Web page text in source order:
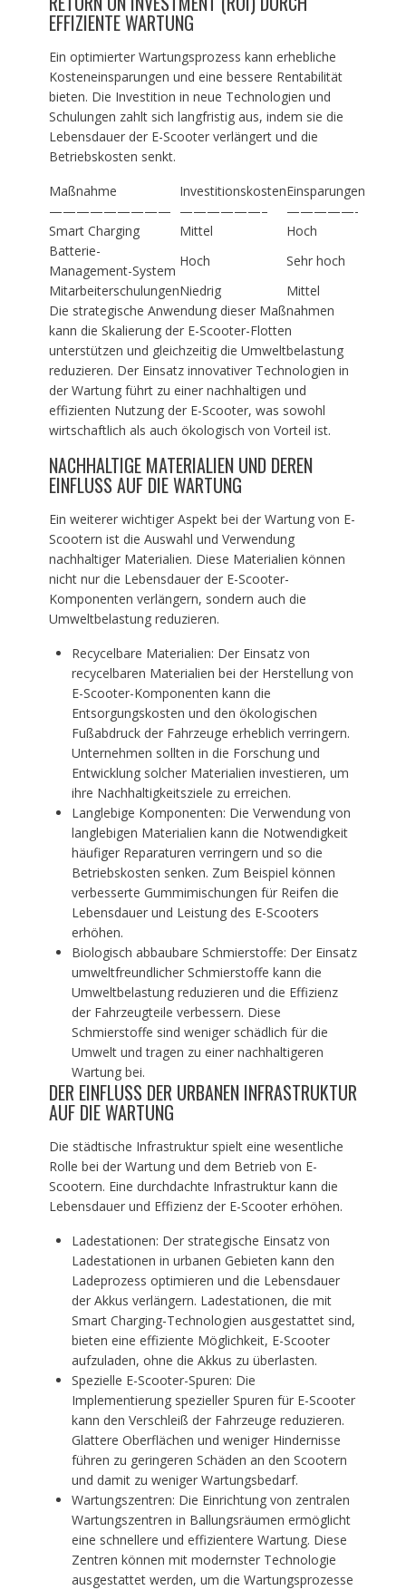
EFFIZIENTE WARTUNG
Ein optimierter Wartungsprozess kann erhebliche
Kosteneinsparungen und eine bessere Rentabilität
bieten. Die Investition in neue Technologien und
Schulungen zahlt sich langfristig aus, indem sie die
Lebensdauer der E-Scooter verlängert und die
Betriebskosten senkt.
Maßnahme
InvestitionskostenEinsparungen
————————— ——————–
—————-
Smart Charging
Mittel
Hoch
Batterie-
Management-System
Hoch
Sehr hoch
MitarbeiterschulungenNiedrig
Mittel
Die strategische Anwendung dieser Maßnahmen
kann die Skalierung der E-Scooter-Flotten
unterstützen und gleichzeitig die Umweltbelastung
reduzieren. Der Einsatz innovativer Technologien in
der Wartung führt zu einer nachhaltigen und
effizienten Nutzung der E-Scooter, was sowohl
wirtschaftlich als auch ökologisch von Vorteil ist.
NACHHALTIGE MATERIALIEN UND DEREN
EINFLUSS AUF DIE WARTUNG
Ein weiterer wichtiger Aspekt bei der Wartung von E-
Scootern ist die Auswahl und Verwendung
nachhaltiger Materialien. Diese Materialien können
nicht nur die Lebensdauer der E-Scooter-
Komponenten verlängern, sondern auch die
Umweltbelastung reduzieren.
Recycelbare Materialien: Der Einsatz von
recycelbaren Materialien bei der Herstellung von
E-Scooter-Komponenten kann die
Entsorgungskosten und den ökologischen
Fußabdruck der Fahrzeuge erheblich verringern.
Unternehmen sollten in die Forschung und
Entwicklung solcher Materialien investieren, um
ihre Nachhaltigkeitsziele zu erreichen.
Langlebige Komponenten: Die Verwendung von
langlebigen Materialien kann die Notwendigkeit
häufiger Reparaturen verringern und so die
Betriebskosten senken. Zum Beispiel können
verbesserte Gummimischungen für Reifen die
Lebensdauer und Leistung des E-Scooters
erhöhen.
Biologisch abbaubare Schmierstoffe: Der Einsatz
umweltfreundlicher Schmierstoffe kann die
Umweltbelastung reduzieren und die Effizienz
der Fahrzeugteile verbessern. Diese
Schmierstoffe sind weniger schädlich für die
Umwelt und tragen zu einer nachhaltigeren
Wartung bei.
DER EINFLUSS DER URBANEN INFRASTRUKTUR
AUF DIE WARTUNG
Die städtische Infrastruktur spielt eine wesentliche
Rolle bei der Wartung und dem Betrieb von E-
Scootern. Eine durchdachte Infrastruktur kann die
Lebensdauer und Effizienz der E-Scooter erhöhen.
Ladestationen: Der strategische Einsatz von
Ladestationen in urbanen Gebieten kann den
Ladeprozess optimieren und die Lebensdauer
der Akkus verlängern. Ladestationen, die mit
Smart Charging-Technologien ausgestattet sind,
bieten eine effiziente Möglichkeit, E-Scooter
aufzuladen, ohne die Akkus zu überlasten.
Spezielle E-Scooter-Spuren: Die
Implementierung spezieller Spuren für E-Scooter
kann den Verschleiß der Fahrzeuge reduzieren.
Glattere Oberflächen und weniger Hindernisse
führen zu geringeren Schäden an den Scootern
und damit zu weniger Wartungsbedarf.
Wartungszentren: Die Einrichtung von zentralen
Wartungszentren in Ballungsräumen ermöglicht
eine schnellere und effizientere Wartung. Diese
Zentren können mit modernster Technologie
ausgestattet werden, um die Wartungsprozesse